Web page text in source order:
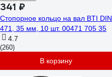
341 ₽
Стопорное кольцо на вал BTI DIN
471, 35 мм, 10 шт. 00471 705 35
4.7
(260)
В корзину